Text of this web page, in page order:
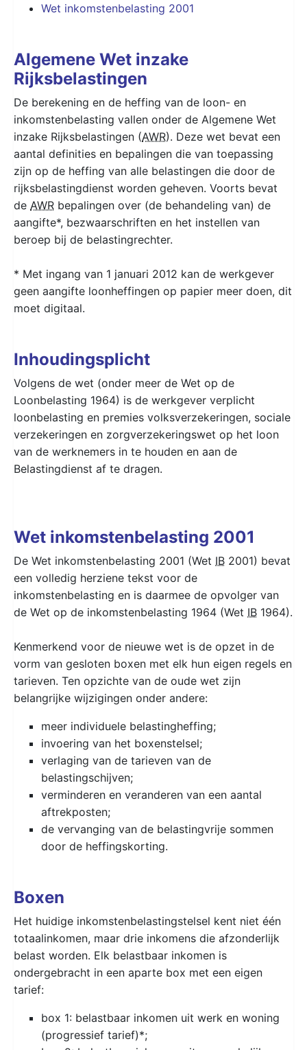
Wet inkomstenbelasting 2001
Algemene Wet inzake
Rijksbelastingen
De berekening en de heffing van de loon- en
inkomstenbelasting vallen onder de Algemene Wet
inzake Rijksbelastingen (AWR). Deze wet bevat een
aantal definities en bepalingen die van toepassing
zijn op de heffing van alle belastingen die door de
rijksbelastingdienst worden geheven. Voorts bevat
de AWR bepalingen over (de behandeling van) de
aangifte*, bezwaarschriften en het instellen van
beroep bij de belastingrechter.
* Met ingang van 1 januari 2012 kan de werkgever
geen aangifte loonheffingen op papier meer doen, dit
moet digitaal.
Inhoudingsplicht
Volgens de wet (onder meer de Wet op de
Loonbelasting 1964) is de werkgever verplicht
loonbelasting en premies volksverzekeringen, sociale
verzekeringen en zorgverzekeringswet op het loon
van de werknemers in te houden en aan de
Belastingdienst af te dragen.
Wet inkomstenbelasting 2001
De Wet inkomstenbelasting 2001 (Wet IB 2001) bevat
een volledig herziene tekst voor de
inkomstenbelasting en is daarmee de opvolger van
de Wet op de inkomstenbelasting 1964 (Wet IB 1964).
Kenmerkend voor de nieuwe wet is de opzet in de
vorm van gesloten boxen met elk hun eigen regels en
tarieven. Ten opzichte van de oude wet zijn
belangrijke wijzigingen onder andere:
meer individuele belastingheffing;
invoering van het boxenstelsel;
verlaging van de tarieven van de
belastingschijven;
verminderen en veranderen van een aantal
aftrekposten;
de vervanging van de belastingvrije sommen
door de heffingskorting.
Boxen
Het huidige inkomstenbelastingstelsel kent niet één
totaalinkomen, maar drie inkomens die afzonderlijk
belast worden. Elk belastbaar inkomen is
ondergebracht in een aparte box met een eigen
tarief:
box 1: belastbaar inkomen uit werk en woning
(progressief tarief)*;